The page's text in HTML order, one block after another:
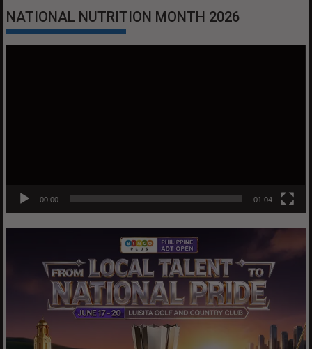
NATIONAL NUTRITION MONTH 2026
00:00 01:04